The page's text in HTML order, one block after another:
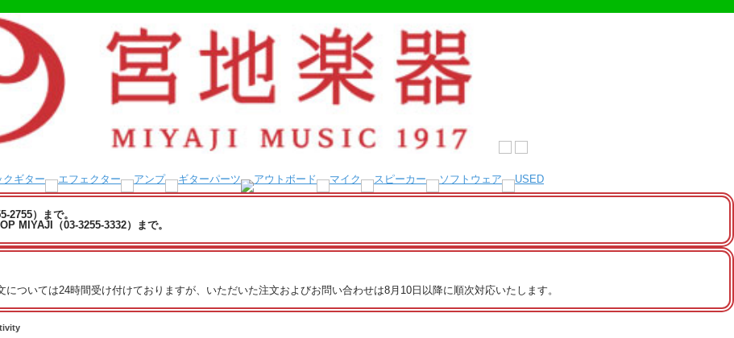
2755）まで。
MIYAJI（03-3255-3332）まで。
ついては24時間受け付けておりますが、いただいた注文およびお問い合わせは8月10日以降に順次対応いたします。